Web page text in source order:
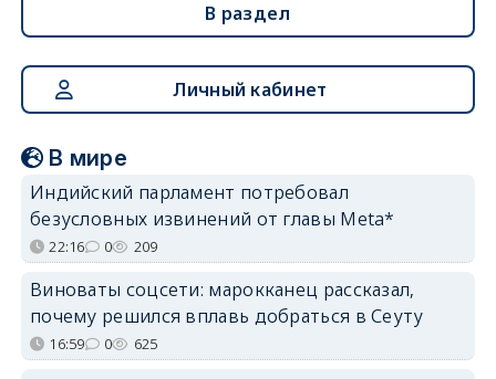
В раздел
Личный кабинет
В мире
Индийский парламент потребовал
безусловных извинений от главы Meta*
22:16 0 209
Виноваты соцсети: марокканец рассказал,
почему решился вплавь добраться в Сеуту
16:59 0 625